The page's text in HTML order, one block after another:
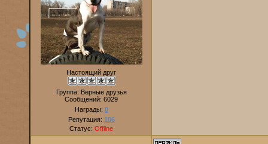
Настоящий друг
Группа: Верные друзья
Сообщений: 6029
Награды: 0
Репутация: 106
Статус: Offline